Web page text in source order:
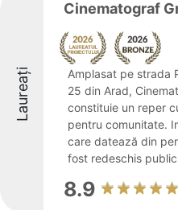
Laureați
Cinematograf
Amplasat pe strada
25 din Arad,
constituie un reper
pentru comunitate.
care datează din
fost redeschis
8.9